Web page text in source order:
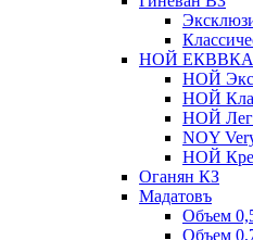
НОЙ ЕКВВКА
НОЙ
НОЙ
НОЙ
NOY
НОЙ
Оганян КЗ
Мадатовъ
Объем
Объем